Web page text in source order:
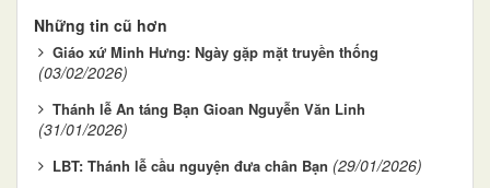
Những tin cũ hơn
Giáo xứ Minh Hưng: Ngày gặp mặt truyền thống
(03/02/2026)
Thánh lễ An táng Bạn Gioan Nguyễn Văn Linh
(31/01/2026)
LBT: Thánh lễ cầu nguyện đưa chân Bạn (29/01/2026)